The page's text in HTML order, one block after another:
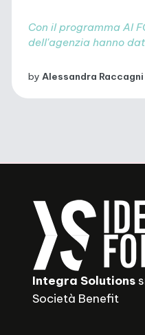
Con il programma AI
dell'agenzia hanno
by Alessandra Raccagni
Integra Solutions
Società Benefit